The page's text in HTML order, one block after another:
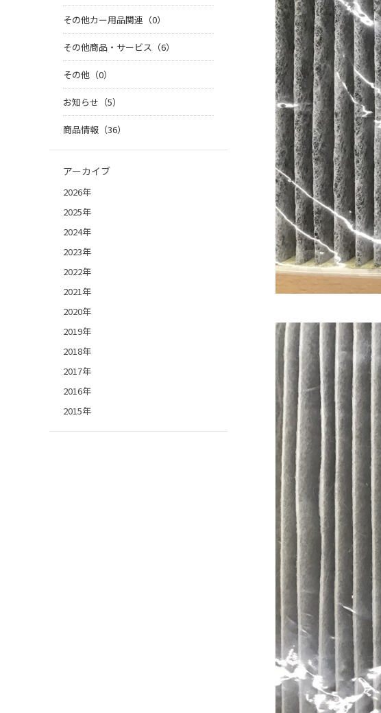
その他カー用品関連（0）
その他商品・サービス（6）
その他（0）
お知らせ（5）
商品情報（36）
アーカイブ
2026年
2025年
2024年
2023年
2022年
2021年
2020年
2019年
2018年
2017年
2016年
2015年